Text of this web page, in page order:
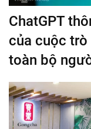
ChatGPT
của cuộc trò
toàn bộ